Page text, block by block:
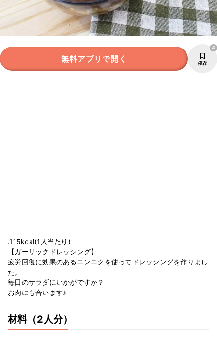
無料アプリで開く 保存
4
.115kcal(1人当たり)
【ガーリックドレッシング】
疲労回復に効果のあるニンニクを使ってドレッシングを作りまし
た。
毎日のサラダにいかがですか？
お肉にも合います♪
材料（2人分）